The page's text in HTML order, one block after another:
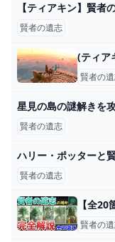
賢者の遺志
賢者の
賢者の遺志
ハリー・ポッターと
賢者の遺志
賢者の